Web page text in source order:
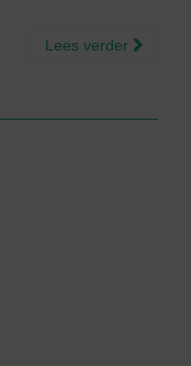
Lees verder